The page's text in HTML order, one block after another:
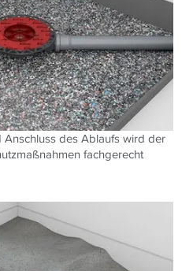
Anschluss des Ablaufs wird der
fachgerecht